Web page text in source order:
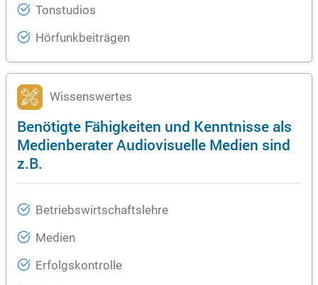
Tonstudios
Hörfunkbeiträgen
Wissenswertes
Benötigte Fähigkeiten und Kenntnisse als
Medienberater Audiovisuelle Medien sind
z.B.
Betriebswirtschaftslehre
Medien
Erfolgskontrolle